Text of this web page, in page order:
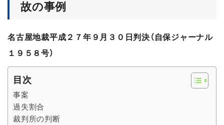
故の事例
名古屋地裁平成２７年９月３０日判決（自保ジャーナル
１９５８号）
目次
事案
過失割合
裁判所の判断